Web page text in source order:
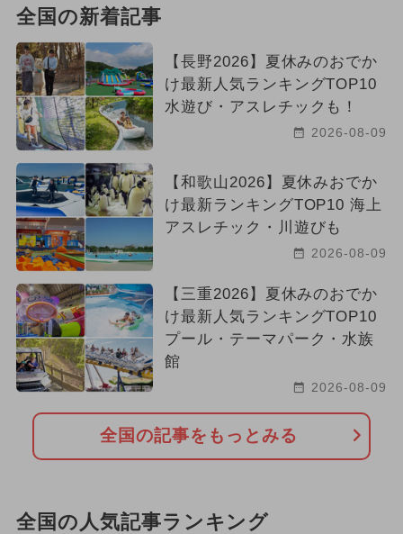
全国の新着記事
【長野2026】夏休みのおでか
け最新人気ランキングTOP10
水遊び・アスレチックも！
2026-08-09
【和歌山2026】夏休みおでか
け最新ランキングTOP10 海上
アスレチック・川遊びも
2026-08-09
【三重2026】夏休みのおでか
け最新人気ランキングTOP10
プール・テーマパーク・水族
館
2026-08-09
全国の記事をもっとみる
全国の人気記事ランキング